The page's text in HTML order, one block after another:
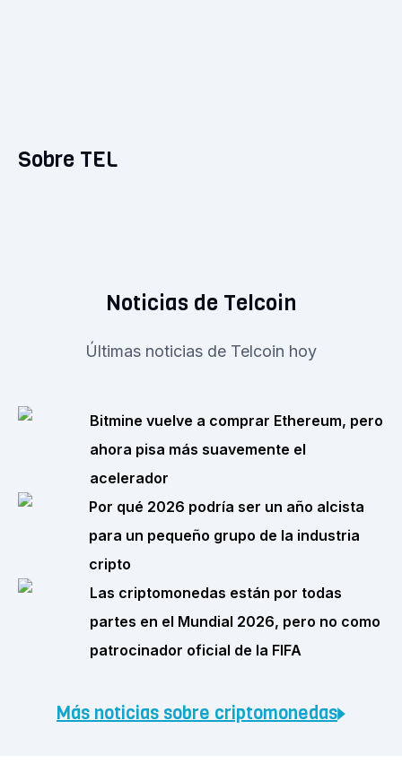
Sobre TEL
Noticias de Telcoin
Últimas noticias de Telcoin hoy
Bitmine vuelve a comprar Ethereum, pero
ahora pisa más suavemente el
acelerador
Por qué 2026 podría ser un año alcista
para un pequeño grupo de la industria
cripto
Las criptomonedas están por todas
partes en el Mundial 2026, pero no como
patrocinador oficial de la FIFA
Más noticias sobre criptomonedas